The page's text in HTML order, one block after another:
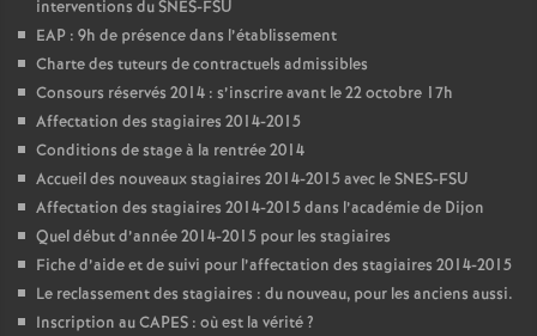
interventions du SNES-FSU
EAP : 9h de présence dans l’établissement
Charte des tuteurs de contractuels admissibles
Consours réservés 2014 : s’inscrire avant le 22 octobre 17h
Affectation des stagiaires 2014-2015
Conditions de stage à la rentrée 2014
Accueil des nouveaux stagiaires 2014-2015 avec le SNES-FSU
Affectation des stagiaires 2014-2015 dans l’académie de Dijon
Quel début d’année 2014-2015 pour les stagiaires
Fiche d’aide et de suivi pour l’affectation des stagiaires 2014-2015
Le reclassement des stagiaires : du nouveau, pour les anciens aussi.
Inscription au CAPES : où est la vérité?